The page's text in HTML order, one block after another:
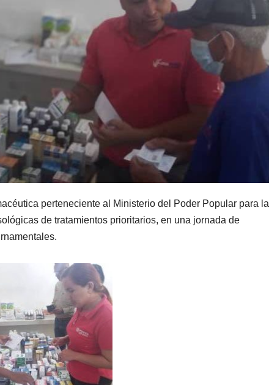
perteneciente al Ministerio del Poder Popular para la
de tratamientos prioritarios, en una jornada de